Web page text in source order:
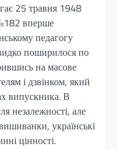
25 травня 1948
вперше
педагогу
поширилося по
на масове
і дзвінком, який
випускника. В
незалежності, але
українські
цінності.